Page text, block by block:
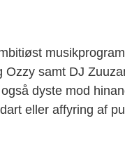
samt DJ
dyste mod
eller affyring af